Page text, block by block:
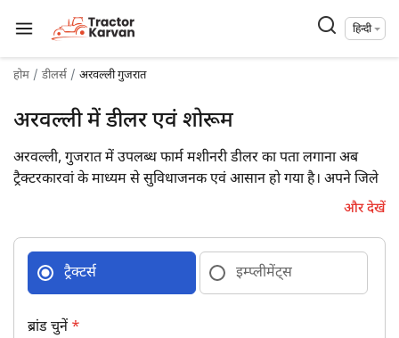
हिन्दी
होम डीलर्स अरवल्ली गुजरात
अरवल्ली में डीलर एवं शोरूम
अरवल्ली, गुजरात में उपलब्ध फार्म मशीनरी डीलर का पता लगाना अब
ट्रैक्टरकारवां के माध्यम से सुविधाजनक एवं आसान हो गया है। अपने जिले
में उपलब्ध 1 फार्म मशीनरी डीलरों की डिटेल्स पूरे पते एवं संपर्क विवरण के
और देखें
ट्रैक्टर्स इम्प्लीमेंट्स
ब्रांड चुनें*